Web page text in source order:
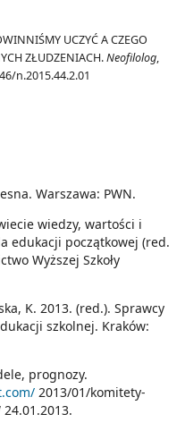
UCZYĆ A CZEGO
ZŁUDZENIACH.Neofilolog,
n.2015.44.2.01
Warszawa: PWN.
wiedzy, wartości i
edukacji początkowej (red.
Wyższej Szkoły
K. 2013. (red.). Sprawcy
szkolnej. Kraków:
prognozy.
2013/01/komitety-